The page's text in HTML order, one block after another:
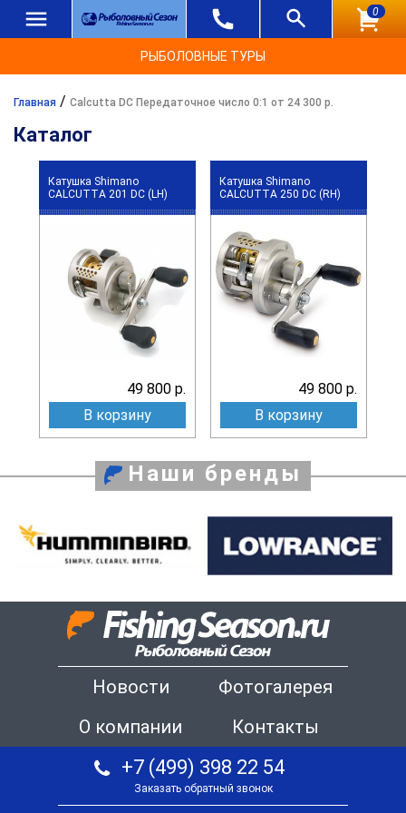
0
РЫБОЛОВНЫЕ ТУРЫ
Главная / Calcutta DC Передаточное число 0:1 от 24 300 р.
Каталог
Катушка Shimano
CALCUTTA 201 DC (LH)
49 800 р.
В корзину
Катушка Shimano
CALCUTTA 250 DC (RH)
49 800 р.
В корзину
Наши бренды
Новости
Фотогалерея
О компании
Контакты
+7 (499) 398 22 54
Заказать обратный звонок